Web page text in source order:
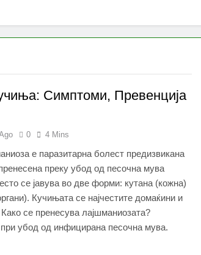
Симптоми, Превенција
0 4 Mins
е паразитарна болест предизвикана
преку убод од песочна мува
се јавува во две форми: кутана (кожна)
Кучињата се најчестите домаќини и
се пренесува лајшманиозата?
убод од инфицирана песочна мува.